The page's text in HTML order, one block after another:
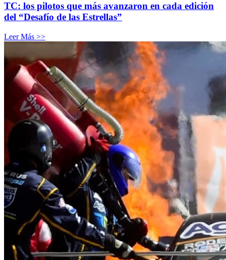
TC: los pilotos que más avanzaron en cada edición
del “Desafío de las Estrellas”
Leer Más >>